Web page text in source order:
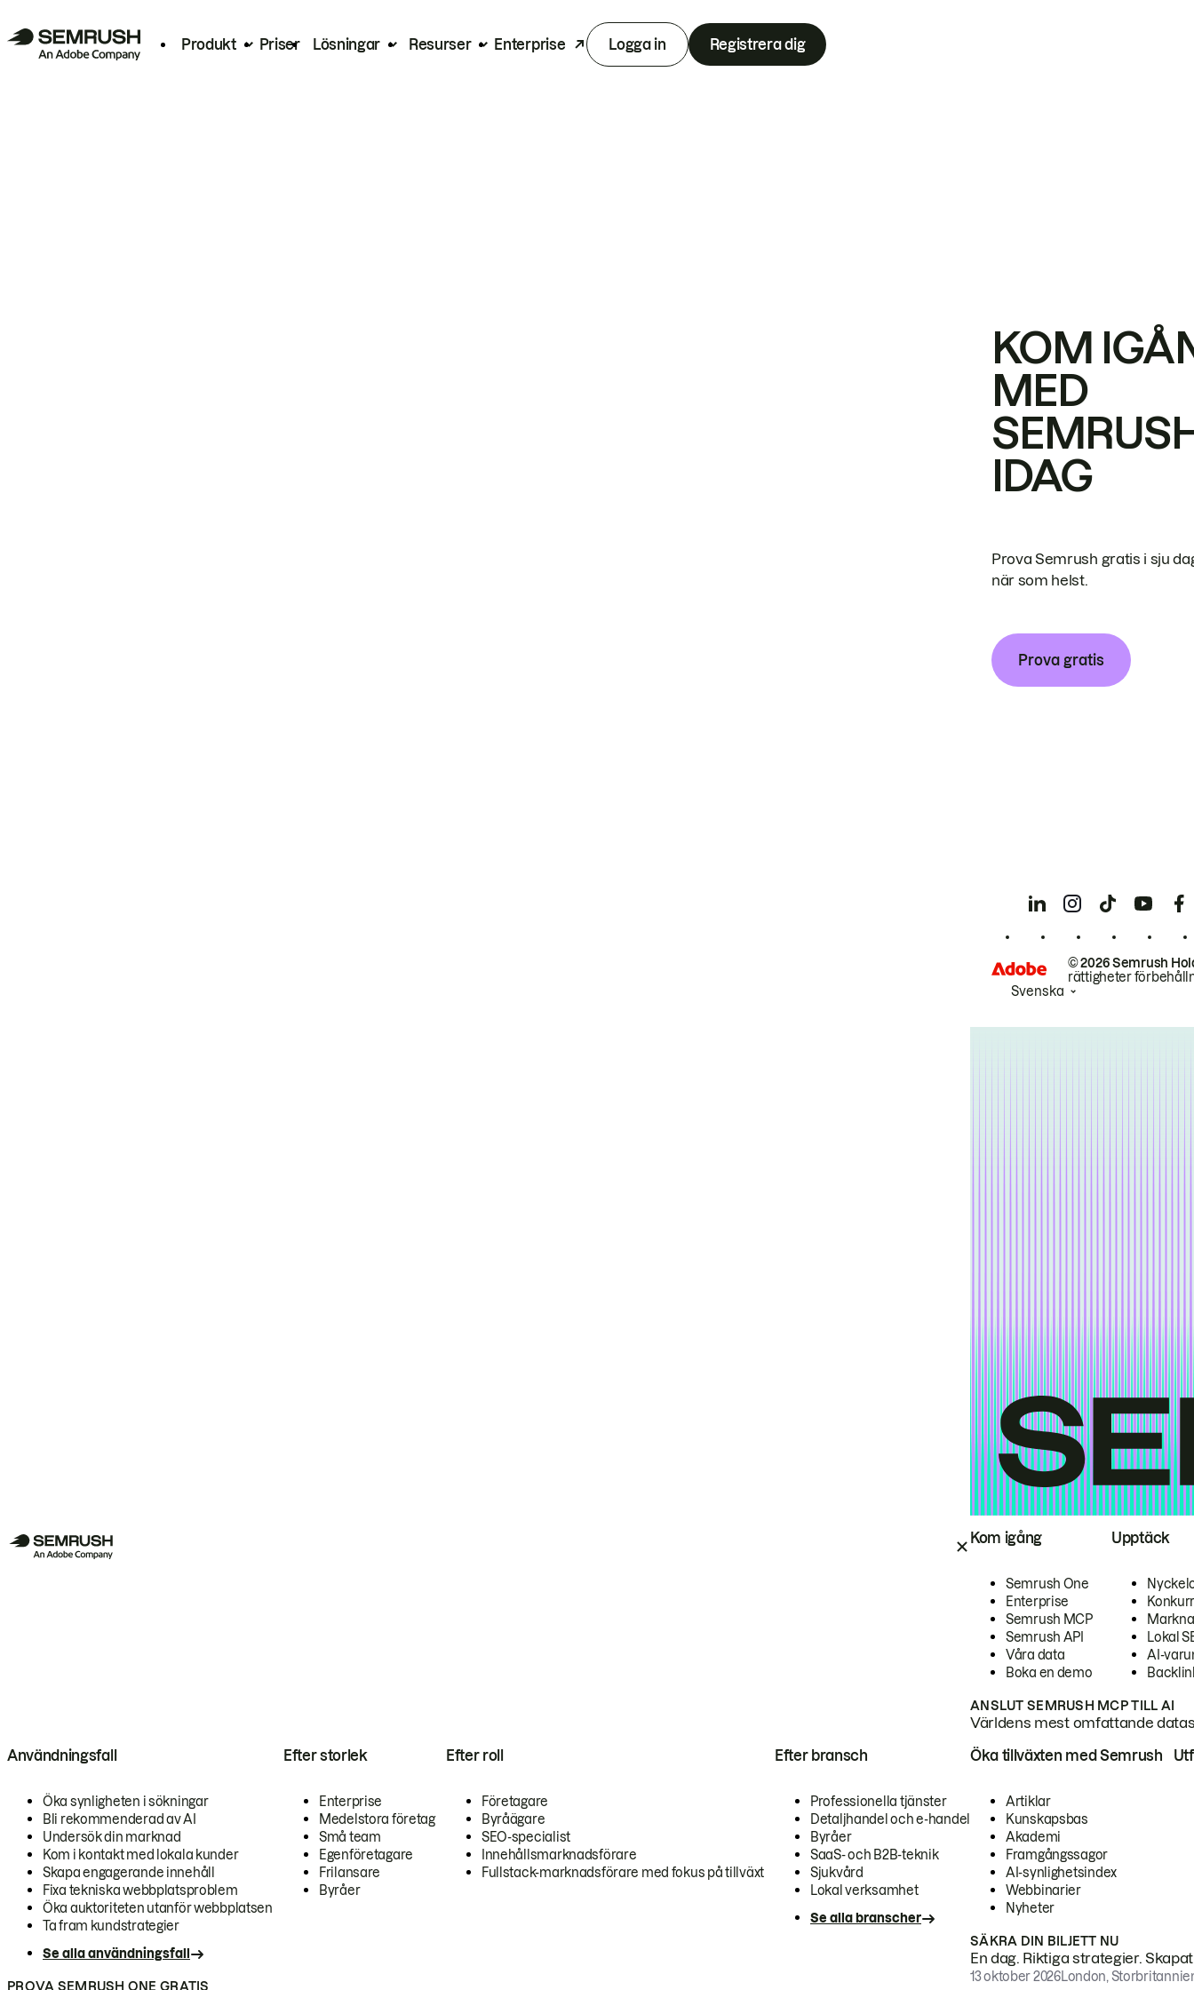
Produkt Priser Lösningar Resurser Enterprise Logga in Registrera dig
Kom igång
Semrush One
Enterprise
Semrush MCP
Semrush API
Våra data
Boka en demo
Upptäck
Lokal
AI-
ANSLUT SEMRUSH MCP TILL AI
Världens mest omfattande
Användningsfall
Öka synligheten i sökningar
Bli rekommenderad av AI
Undersök din marknad
Kom i kontakt med lokala kunder
Skapa engagerande innehåll
Fixa tekniska webbplatsproblem
Öka auktoriteten utanför webbplatsen
Ta fram kundstrategier
Se alla användningsfall
Efter storlek
Enterprise
Medelstora företag
Små team
Egenföretagare
Frilansare
Byråer
Efter roll
Företagare
Byråägare
SEO-specialist
Innehållsmarknadsförare
Fullstack-marknadsförare med fokus på tillväxt
Efter bransch
Professionella tjänster
Detaljhandel och e-handel
Byråer
SaaS- och B2B-teknik
Sjukvård
Lokal verksamhet
Se alla branscher
PROVA SEMRUSH ONE GRATIS
Öka tillväxten med Semrush
Artiklar
Kunskapsbas
Akademi
Framgångssagor
AI-synlighetsindex
Webbinarier
Nyheter
SÄKRA DIN BILJETT NU
En dag. Riktiga strategier.
13 oktober 2026London,
KOM
MED
IDAG
Prova Semrush gratis i sju
när som helst.
Prova gratis
© 2026 Semrush
rättigheter
Svenska